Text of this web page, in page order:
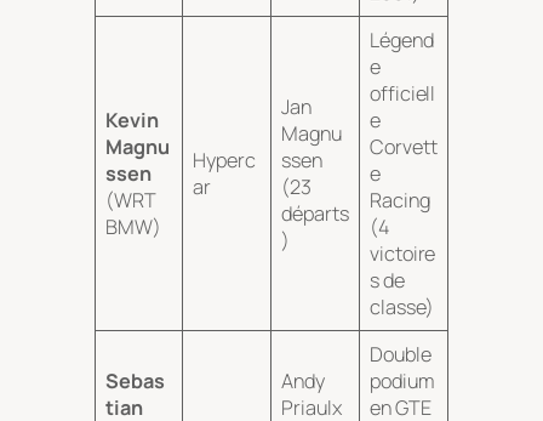
Kevin
Magnu
ssen
(WRT
BMW)
Hyperc
ar
Jan
Magnu
ssen
(23
départs
)
Légend
e
officiell
e
Corvett
e
Racing
(4
victoire
s de
classe)
Sebas
tian
Andy
Priaulx
Double
podium
en GTE